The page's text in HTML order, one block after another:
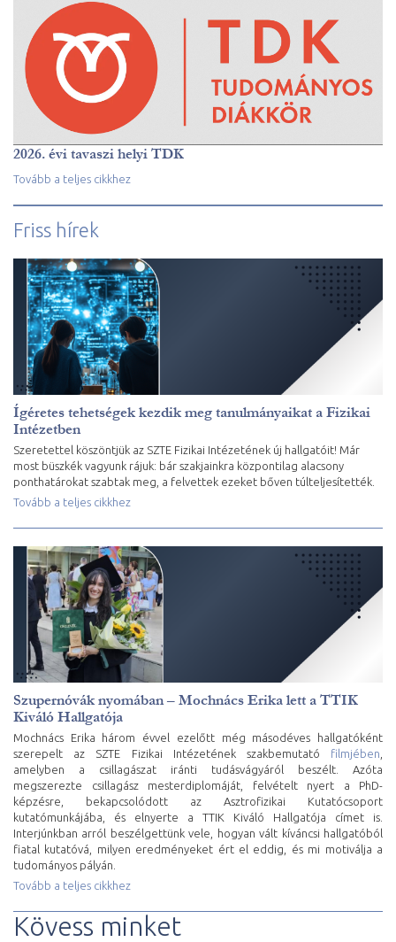
2026. évi tavaszi helyi TDK
Tovább a teljes cikkhez
Friss hírek
Ígéretes tehetségek kezdik meg tanulmányaikat a Fizikai
Intézetben
Szeretettel köszöntjük az SZTE Fizikai Intézetének új hallgatóit! Már
most büszkék vagyunk rájuk: bár szakjainkra központilag alacsony
ponthatárokat szabtak meg, a felvettek ezeket bőven túlteljesítették.
Tovább a teljes cikkhez
Szupernóvák nyomában – Mochnács Erika lett a TTIK
Kiváló Hallgatója
Mochnács Erika három évvel ezelőtt még másodéves hallgatóként
szerepelt az SZTE Fizikai Intézetének szakbemutató filmjében
amelyben a csillagászat iránti tudásvágyáról beszélt. Azóta
megszerezte csillagász mesterdiplomáját, felvételt nyert a PhD-
képzésre, bekapcsolódott az Asztrofizikai Kutatócsoport
kutatómunkájába, és elnyerte a TTIK Kiváló Hallgatója címet is.
Interjúnkban arról beszélgettünk vele, hogyan vált kíváncsi hallgatóból
fiatal kutatóvá, milyen eredményeket ért el eddig, és mi motiválja a
tudományos pályán.
Tovább a teljes cikkhez
Kövess minket